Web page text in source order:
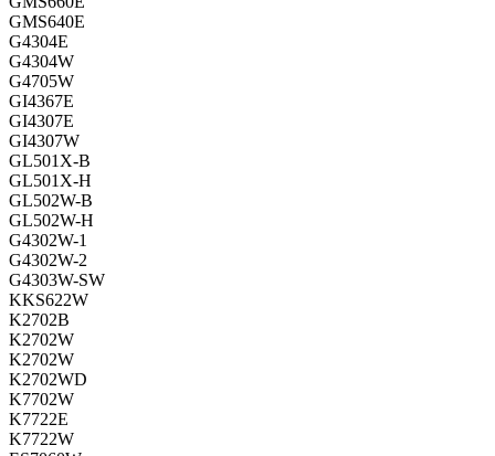
GMS640E
G4304E
G4304W
G4705W
GI4367E
GI4307E
GI4307W
GL501X-B
GL501X-H
GL502W-B
GL502W-H
G4302W-1
G4302W-2
G4303W-SW
KKS622W
K2702B
K2702W
K2702W
K2702WD
K7702W
K7722E
K7722W